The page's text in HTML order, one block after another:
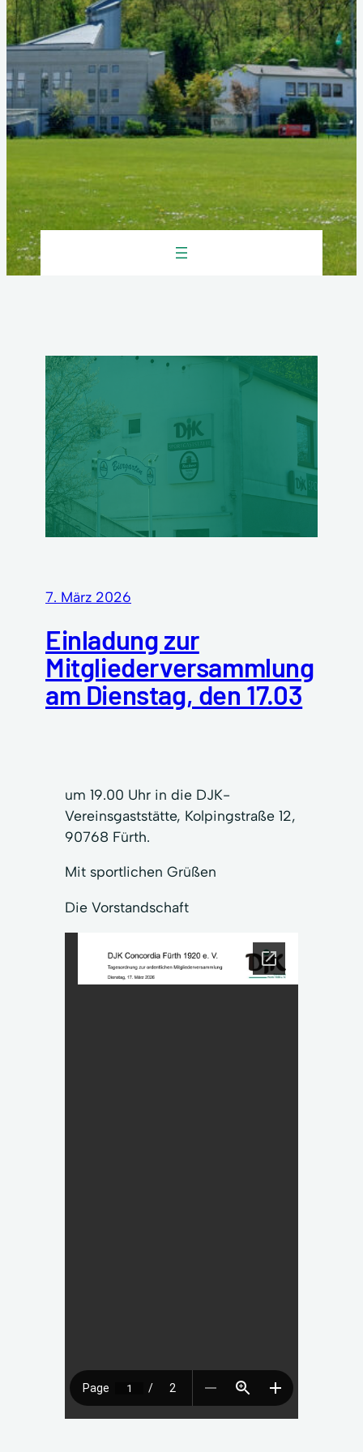
7. März 2026
Einladung zur
Mitgliederversammlung
am Dienstag, den 17.03
um 19.00 Uhr in die DJK-
Vereinsgaststätte, Kolpingstraße 12,
90768 Fürth.
Mit sportlichen Grüßen
Die Vorstandschaft